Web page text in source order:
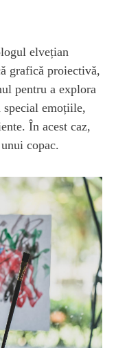
elvețian
grafică proiectivă,
pentru a explora
special emoțiile,
În acest caz,
copac.